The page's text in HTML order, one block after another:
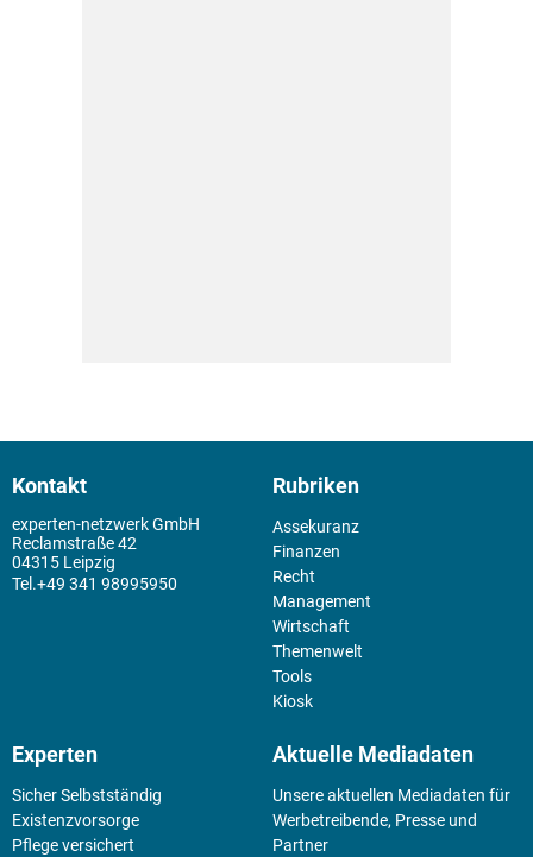
Kontakt
experten-netzwerk GmbH
Reclamstraße 42
04315 Leipzig
+49 341 98995950
Rubriken
Assekuranz
Finanzen
Recht
Management
Wirtschaft
Themenwelt
Tools
Kiosk
Experten
Sicher Selbstständig
Existenz­vorsorge
Pflege versichert
Aktuelle Mediadaten
Unsere aktuellen Mediadaten für
Werbetreibende, Presse und
Partner